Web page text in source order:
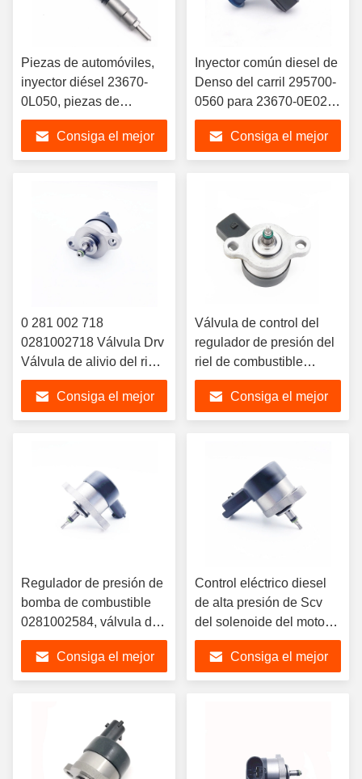
Piezas de automóviles,
inyector diésel 23670-
0L050, piezas de
inyector de combustible
Common Rail 095000-
8290 para TOYOTA
Consiga el mejor
Inyector común diesel de
Denso del carril 295700-
0560 para 23670-0E020
TOYOTA 2GD-FTV 2.4L
en ventaConsiga el mejor
0 281 002 718
0281002718 Válvula Drv
Válvula de alivio del riel
de combustible Válvula
de control de regulación
de presión
Consiga el mejor
Válvula de control del
regulador de presión del
riel de combustible
0281002698 0 281 002
698 6110780549
A6110780549
Consiga el mejor
Regulador de presión de
bomba de combustible
0281002584, válvula de
Control de succión para
FIAT, LANCIA, OPEL,
SUZUKI
Consiga el mejor
Control eléctrico diesel
de alta presión de Scv
del solenoide del motor
del equipo medidor de la
bomba de la inyección
de carburante auto de los
Consiga el mejor